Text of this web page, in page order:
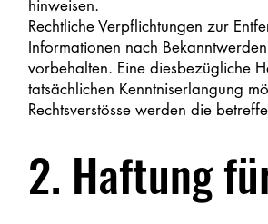
hinweisen.
Rechtliche Verpflichtungen zur
Informationen nach
vorbehalten. Eine diesbezügliche
tatsächlichen Kenntniserlangung
Rechtsverstösse werden die
2. Haftung